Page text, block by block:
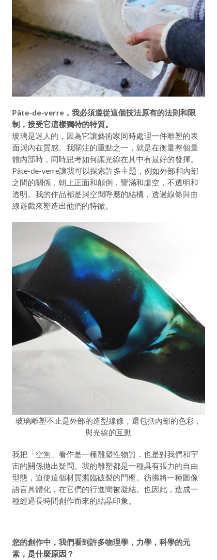
Pâte-de-verre，我必須遵從這個技法原有的法則和限
制，接受它這樣獨特的特質。
玻璃是迷人的，因為它讓藝術家同時處理一件雕塑的表
面與內在質感。我關注的重點之一，就是在衡量整個量
體內部時，同時思考如何讓光線在其中有最好的發揮。
Pâte-de-verre讓我可以探索許多主題，例如外部和內部
之間的關係，朝上正面和顛倒，豐滿和虛空，不透明和
透明。我的作品都是與空間呼應的結構，透過線條與曲
線遊戲來塑造出他們的特徵。
玻璃雕塑不止是外部的造型線條，還包括內部的色彩，
與光線的互動
我把「空無」看作是一種雕塑性物質，也是對我們和宇
宙的關係拋出疑問。我的雕塑都是一種具有張力的自由
型態，迫使這個材質瀕臨破裂的門檻。彷彿將一種圖像
語言具體化，在它們的行進間被凝結。也因此，造成一
種經過長時間創作而來的結晶印象。
您的創作中，我們看到許多物理學，力學，科學的元
素，是什麼原因？